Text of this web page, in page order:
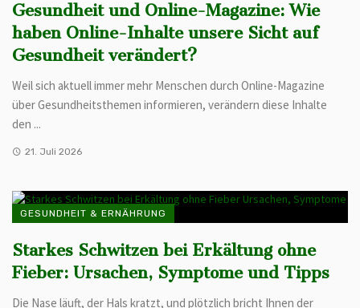
Gesundheit und Online-Magazine: Wie
haben Online-Inhalte unsere Sicht auf
Gesundheit verändert?
Weil sich aktuell immer mehr Menschen durch Online-Magazine
über Gesundheitsthemen informieren, verändern diese Inhalte
den ...
21. Juli 2026
GESUNDHEIT & ERNÄHRUNG
Starkes Schwitzen bei Erkältung ohne
Fieber: Ursachen, Symptome und Tipps
Die Nase läuft, der Hals kratzt, und plötzlich bricht Ihnen der